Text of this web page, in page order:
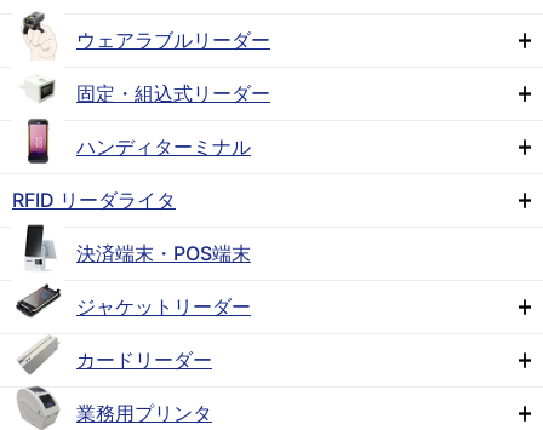
ウェアラブルリーダー
固定・組込式リーダー
ハンディターミナル
RFID リーダライタ
決済端末・POS端末
ジャケットリーダー
カードリーダー
業務用プリンタ